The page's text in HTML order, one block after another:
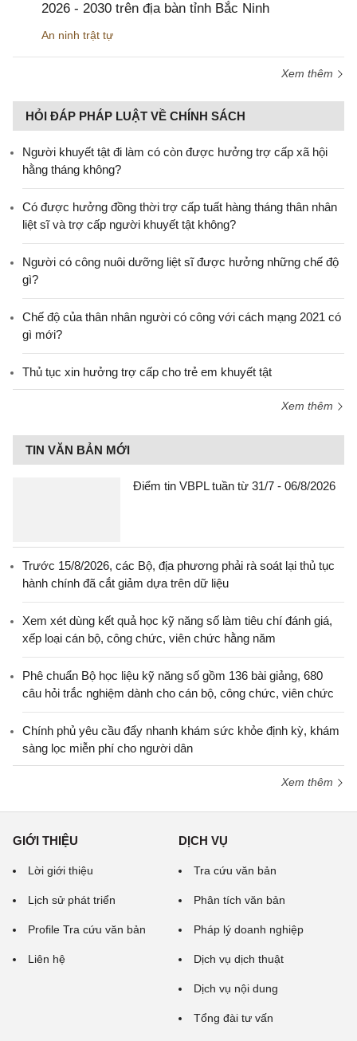
2026 - 2030 trên địa bàn tỉnh Bắc Ninh
An ninh trật tự
Xem thêm
HỎI ĐÁP PHÁP LUẬT VỀ CHÍNH SÁCH
Người khuyết tật đi làm có còn được hưởng trợ cấp xã hội
hằng tháng không?
​Có được hưởng đồng thời trợ cấp tuất hàng tháng thân nhân
liệt sĩ và trợ cấp người khuyết tật không?
Người có công nuôi dưỡng liệt sĩ được hưởng những chế độ
gì?
Chế độ của thân nhân người có công với cách mạng 2021 có
gì mới?
Thủ tục xin hưởng trợ cấp cho trẻ em khuyết tật
Xem thêm
TIN VĂN BẢN MỚI
Điểm tin VBPL tuần từ 31/7 - 06/8/2026
Trước 15/8/2026, các Bộ, địa phương phải rà soát lại thủ tục
hành chính đã cắt giảm dựa trên dữ liệu
Xem xét dùng kết quả học kỹ năng số làm tiêu chí đánh giá,
xếp loại cán bộ, công chức, viên chức hằng năm
Phê chuẩn Bộ học liệu kỹ năng số gồm 136 bài giảng, 680
câu hỏi trắc nghiệm dành cho cán bộ, công chức, viên chức
Chính phủ yêu cầu đẩy nhanh khám sức khỏe định kỳ, khám
sàng lọc miễn phí cho người dân
Xem thêm
GIỚI THIỆU
Lời giới thiệu
Lịch sử phát triển
Profile Tra cứu văn bản
Liên hệ
DỊCH VỤ
Tra cứu văn bản
Phân tích văn bản
Pháp lý doanh nghiệp
Dịch vụ dịch thuật
Dịch vụ nội dung
Tổng đài tư vấn